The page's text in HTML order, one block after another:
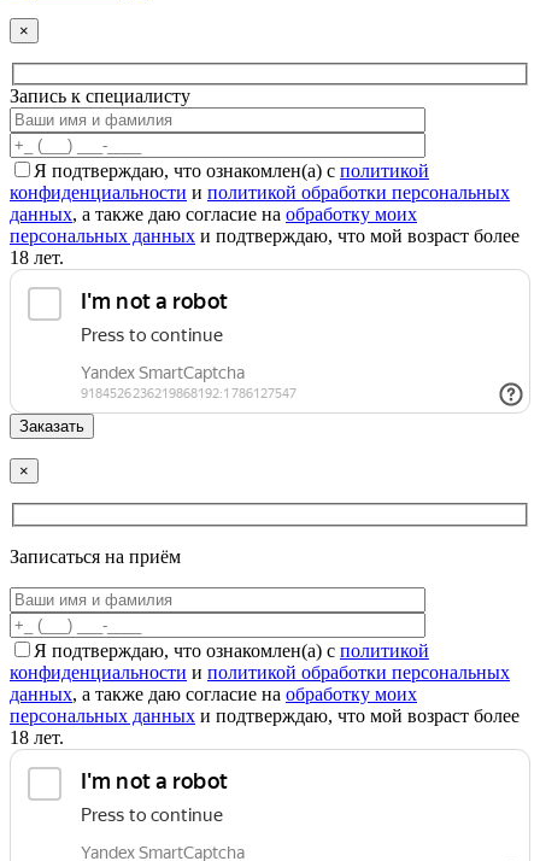
×
Запись к специалисту
Я подтверждаю, что ознакомлен(а) с политикой
конфиденциальности и политикой обработки персональных
данных, а также даю согласие на обработку моих
персональных данных и подтверждаю, что мой возраст более
18 лет.
×
Записаться на приём
Я подтверждаю, что ознакомлен(а) с политикой
конфиденциальности и политикой обработки персональных
данных, а также даю согласие на обработку моих
персональных данных и подтверждаю, что мой возраст более
18 лет.